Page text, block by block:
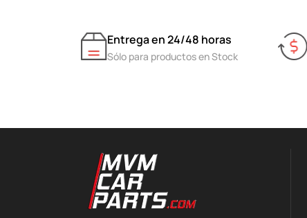
Entrega en 24/48 horas
Sólo para productos en Stock